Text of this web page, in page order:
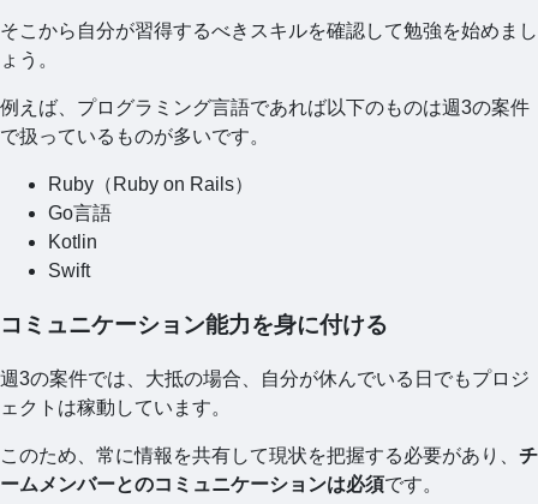
そこから自分が習得するべきスキルを確認して勉強を始めまし
ょう。
例えば、プログラミング言語であれば以下のものは週3の案件
で扱っているものが多いです。
Ruby（Ruby on Rails）
Go言語
Kotlin
Swift
コミュニケーション能力を身に付ける
週3の案件では、大抵の場合、自分が休んでいる日でもプロジ
ェクトは稼動しています。
このため、常に情報を共有して現状を把握する必要があり、 チ
ームメンバーとのコミュニケーションは必須です。